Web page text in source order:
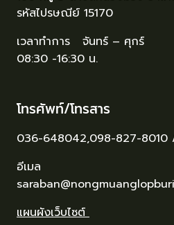
รหัสไปรษณีย์ 15170
เวลาทำการ จันทร์ – ศุกร์
08:30 -16:30 น.
โทรศัพท์/โทรสาร
036-648042,098-827-
อีเมล
แผนผังเว็บไซต์